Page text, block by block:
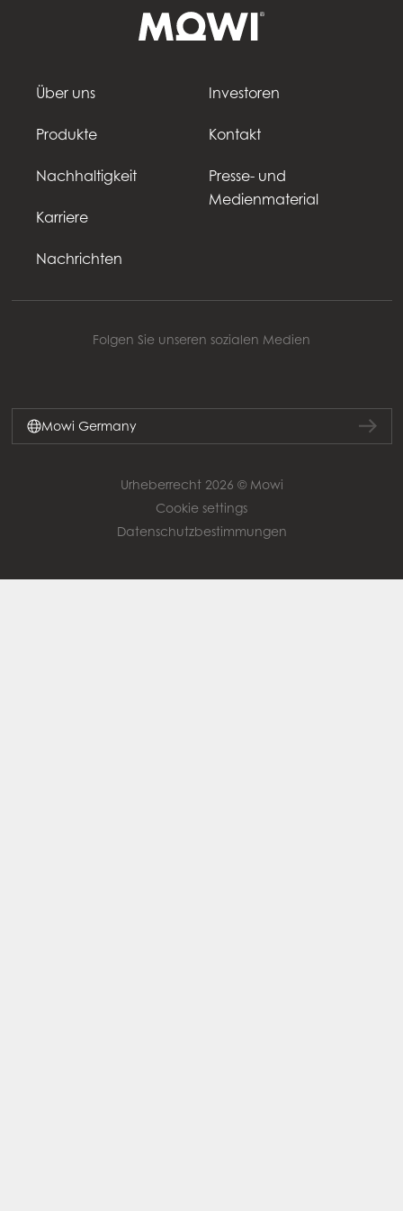
Über uns
Produkte
Nachhaltigkeit
Karriere
Nachrichten
Investoren
Kontakt
Presse- und
Medienmaterial
Folgen Sie unseren sozialen Medien
Mowi Germany
Urheberrecht 2026 © Mowi
Cookie settings
Datenschutzbestimmungen